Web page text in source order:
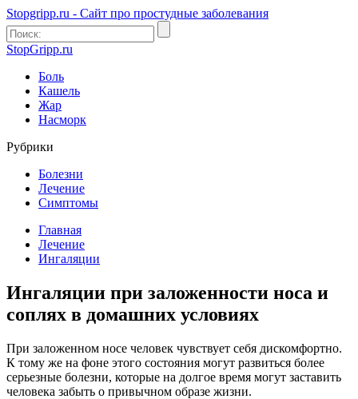
Stopgripp.ru - Cайт про простудные заболевания
StopGripp.ru
Боль
Кашель
Жар
Насморк
Рубрики
Болезни
Лечение
Симптомы
Главная
Лечение
Ингаляции
Ингаляции при заложенности носа и
соплях в домашних условиях
При заложенном носе человек чувствует себя дискомфортно.
К тому же на фоне этого состояния могут развиться более
серьезные болезни, которые на долгое время могут заставить
человека забыть о привычном образе жизни.